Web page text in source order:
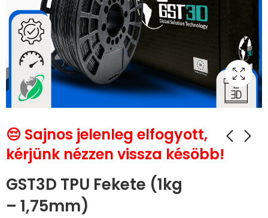
😔 Sajnos jelenleg elfogyott,
kérjünk nézzen vissza késöbb!
GST3D TPU Fekete (1kg
– 1,75mm)